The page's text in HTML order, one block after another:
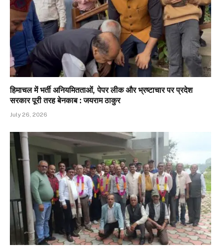
हिमाचल में भर्ती अनियमितताओं, पेपर लीक और भ्रष्टाचार पर प्रदेश
सरकार पूरी तरह बेनकाब : जयराम ठाकुर
July 26, 2026